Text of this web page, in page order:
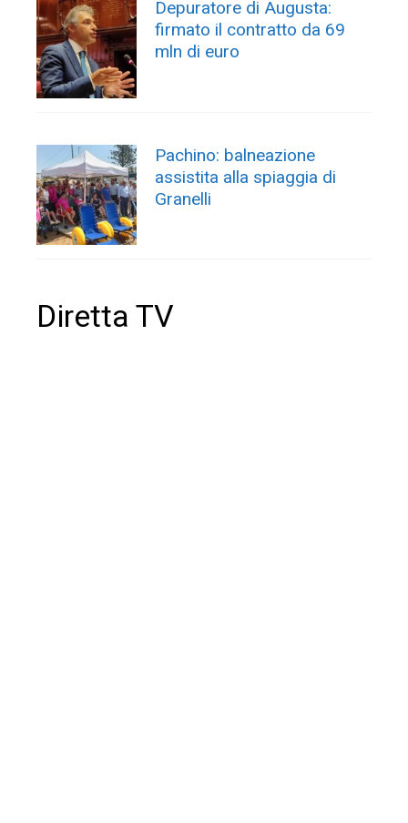
Depuratore di Augusta:
firmato il contratto da 69
mln di euro
Pachino: balneazione
assistita alla spiaggia di
Granelli
Diretta TV